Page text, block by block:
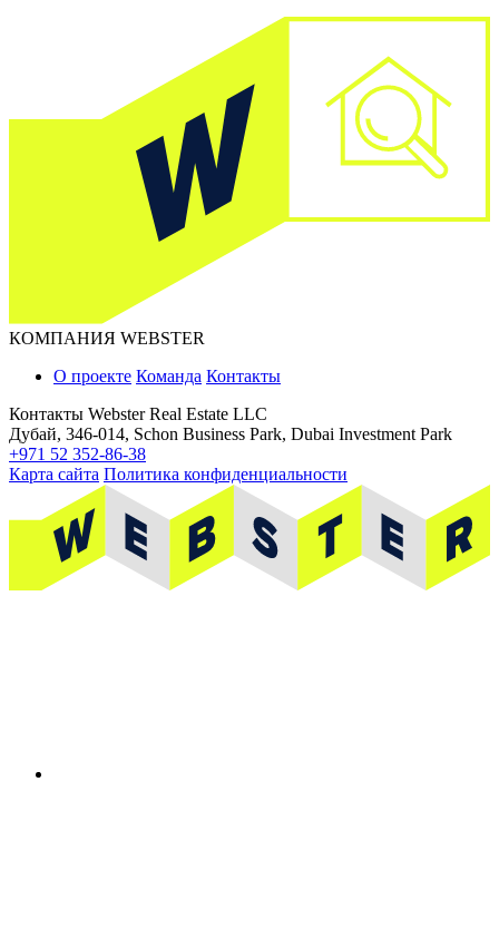
КОМПАНИЯ WEBSTER
О проекте Команда Контакты
Контакты Webster Real Estate LLC
Дубай, 346-014, Schon Business Park, Dubai Investment Park
+971 52 352-86-38
Карта сайта Политика конфиденциальности